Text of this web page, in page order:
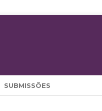
SUBMISSÕES